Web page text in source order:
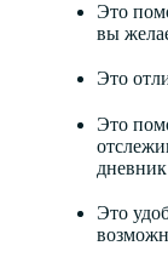
Это
вы
Это
Это
Это